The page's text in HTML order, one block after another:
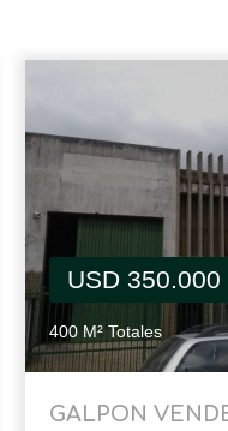
USD 350.000
400 M² Totales
GALPON